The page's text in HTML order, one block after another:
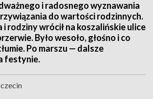
i radosnego wyznawania
do wartości rodzinnych.
i rodziny wrócił na koszalińskie ulice
Było wesoło, głośno i co
Po marszu — dalsze
festynie.